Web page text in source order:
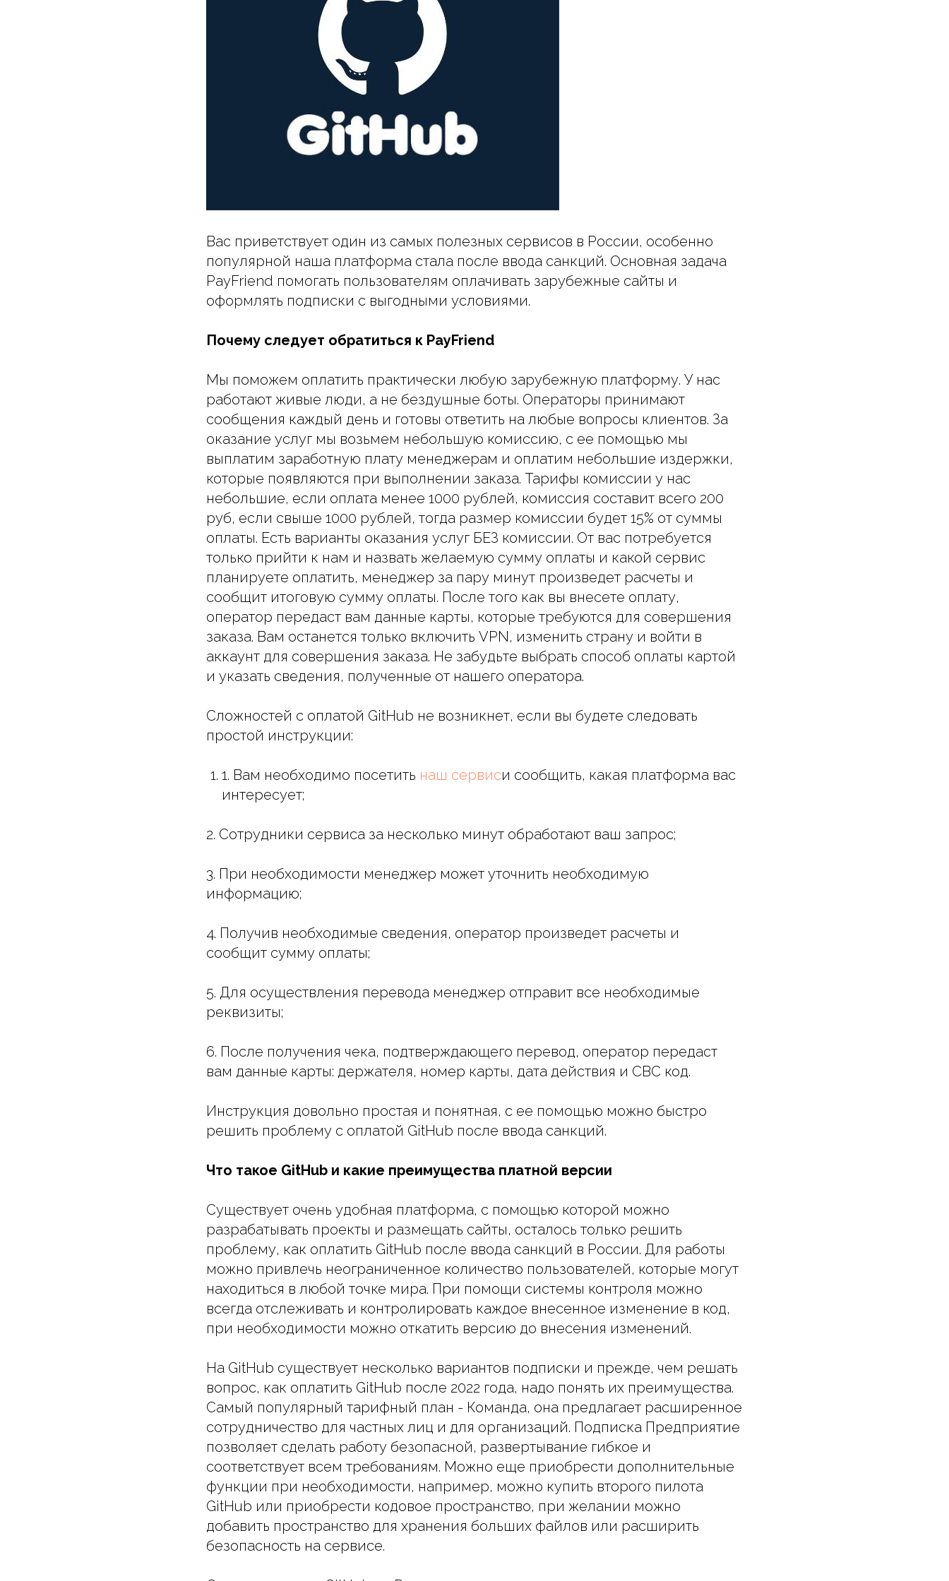
Вас приветствует один из самых полезных сервисов в России, особенно
популярной наша платформа стала после ввода санкций. Основная задача
PayFriend помогать пользователям оплачивать зарубежные сайты и
оформлять подписки с выгодными условиями.
Почему следует обратиться к PayFriend
Мы поможем оплатить практически любую зарубежную платформу. У нас
работают живые люди, а не бездушные боты. Операторы принимают
сообщения каждый день и готовы ответить на любые вопросы клиентов. За
оказание услуг мы возьмем небольшую комиссию, с ее помощью мы
выплатим заработную плату менеджерам и оплатим небольшие издержки,
которые появляются при выполнении заказа. Тарифы комиссии у нас
небольшие, если оплата менее 1000 рублей, комиссия составит всего 200
руб, если свыше 1000 рублей, тогда размер комиссии будет 15% от суммы
оплаты. Есть варианты оказания услуг БЕЗ комиссии. От вас потребуется
только прийти к нам и назвать желаемую сумму оплаты и какой сервис
планируете оплатить, менеджер за пару минут произведет расчеты и
сообщит итоговую сумму оплаты. После того как вы внесете оплату,
оператор передаст вам данные карты, которые требуются для совершения
заказа. Вам останется только включить VPN, изменить страну и войти в
аккаунт для совершения заказа. Не забудьте выбрать способ оплаты картой
и указать сведения, полученные от нашего оператора.
Сложностей с оплатой GitHub не возникнет, если вы будете следовать
простой инструкции:
1. Вам необходимо посетить наш сервиси сообщить, какая платформа вас
интересует;
2. Сотрудники сервиса за несколько минут обработают ваш запрос;
3. При необходимости менеджер может уточнить необходимую
информацию;
4. Получив необходимые сведения, оператор произведет расчеты и
сообщит сумму оплаты;
5. Для осуществления перевода менеджер отправит все необходимые
реквизиты;
6. После получения чека, подтверждающего перевод, оператор передаст
вам данные карты: держателя, номер карты, дата действия и СВС код.
Инструкция довольно простая и понятная, с ее помощью можно быстро
решить проблему с оплатой GitHub после ввода санкций.
Что такое GitHub и какие преимущества платной версии
Существует очень удобная платформа, с помощью которой можно
разрабатывать проекты и размещать сайты, осталось только решить
проблему, как оплатить GitHub после ввода санкций в России. Для работы
можно привлечь неограниченное количество пользователей, которые могут
находиться в любой точке мира. При помощи системы контроля можно
всегда отслеживать и контролировать каждое внесенное изменение в код,
при необходимости можно откатить версию до внесения изменений.
На GitHub существует несколько вариантов подписки и прежде, чем решать
вопрос, как оплатить GitHub после 2022 года, надо понять их преимущества.
Самый популярный тарифный план - Команда, она предлагает расширенное
сотрудничество для частных лиц и для организаций. Подписка Предприятие
позволяет сделать работу безопасной, развертывание гибкое и
соответствует всем требованиям. Можно еще приобрести дополнительные
функции при необходимости, например, можно купить второго пилота
GitHub или приобрести кодовое пространство, при желании можно
добавить пространство для хранения больших файлов или расширить
безопасность на сервисе.